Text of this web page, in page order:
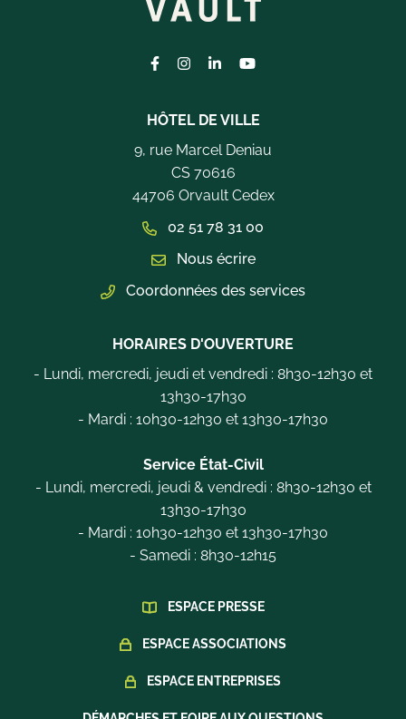
Lien vers le compte Facebook
Lien vers le compte Instagram
Lien vers le compte Linkedin
Lien vers la chaîne
HÔTEL DE VILLE
9, rue Marcel Deniau
CS 70616
44706 Orvault Cedex
02 51 78 31 00
Nous écrire
Coordonnées des services
HORAIRES D'OUVERTURE
- Lundi, mercredi, jeudi et vendredi : 8h30-12h30 et
13h30-17h30
- Mardi : 10h30-12h30 et 13h30-17h30
Service État-Civil
- Lundi, mercredi, jeudi & vendredi : 8h30-12h30 et
13h30-17h30
- Mardi : 10h30-12h30 et 13h30-17h30
- Samedi : 8h30-12h15
ESPACE PRESSE
ESPACE ASSOCIATIONS
ESPACE ENTREPRISES